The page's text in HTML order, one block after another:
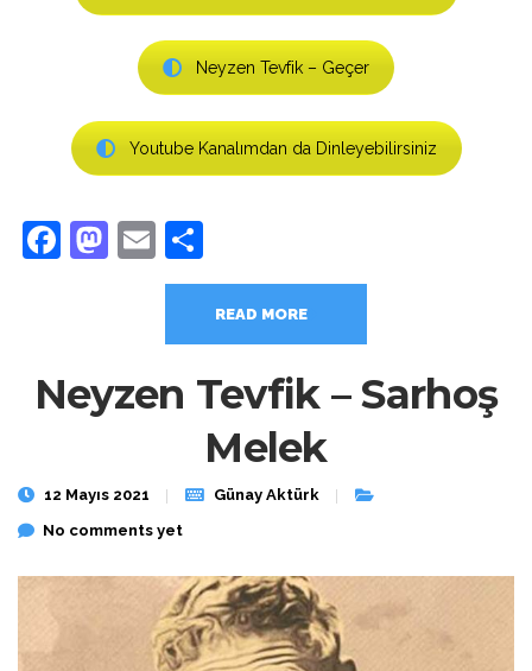
Neyzen Tevfik – Geçer
Youtube Kanalımdan da Dinleyebilirsiniz
Facebook
Mastodon
Email
READ MORE
Neyzen Tevfik – Sarhoş
Melek
12 Mayıs 2021
Günay Aktürk
No comments yet